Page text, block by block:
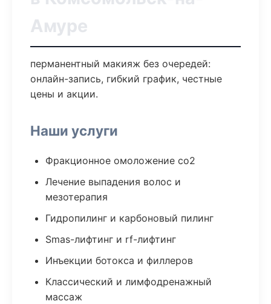
Амуре
перманентный макияж без очередей:
онлайн-запись, гибкий график, честные
цены и акции.
Наши услуги
Фракционное омоложение co2
Лечение выпадения волос и
мезотерапия
Гидропилинг и карбоновый пилинг
Smas-лифтинг и rf-лифтинг
Инъекции ботокса и филлеров
Классический и лимфодренажный
массаж